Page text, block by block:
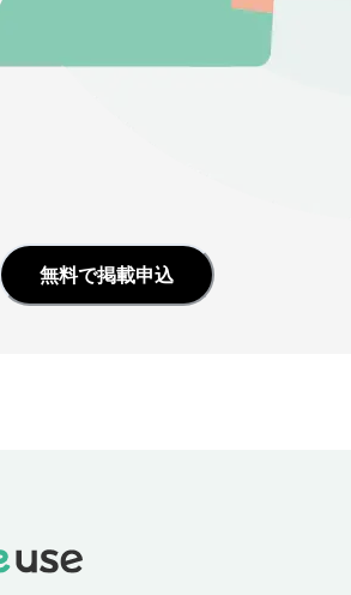
無料で掲載申込